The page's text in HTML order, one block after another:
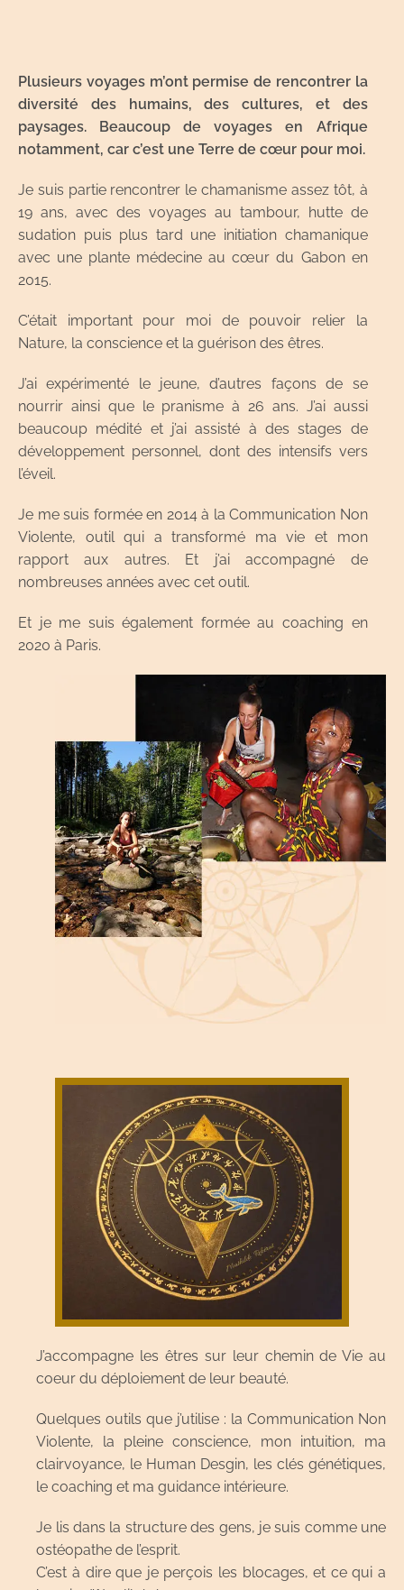
Plusieurs voyages m’ont permise de rencontrer la
diversité des humains, des cultures, et des
paysages. Beaucoup de voyages en Afrique
notamment, car c’est une Terre de cœur pour moi.
Je suis partie rencontrer le chamanisme assez tôt, à
19 ans, avec des voyages au tambour, hutte de
sudation puis plus tard une initiation chamanique
avec une plante médecine au cœur du Gabon en
2015.
C’était important pour moi de pouvoir relier la
Nature, la conscience et la guérison des êtres.
J’ai expérimenté le jeune, d’autres façons de se
nourrir ainsi que le pranisme à 26 ans. J’ai aussi
beaucoup médité et j’ai assisté à des stages de
développement personnel, dont des intensifs vers
l’éveil.
Je me suis formée en 2014 à la Communication Non
Violente, outil qui a transformé ma vie et mon
rapport aux autres. Et j’ai accompagné de
nombreuses années avec cet outil.
Et je me suis également formée au coaching en
2020 à Paris.
J’accompagne les êtres sur leur chemin de Vie au
coeur du déploiement de leur beauté.
Quelques outils que j’utilise : la Communication Non
Violente, la pleine conscience, mon intuition, ma
clairvoyance, le Human Desgin, les clés génétiques,
le coaching et ma guidance intérieure.
Je lis dans la structure des gens, je suis comme une
ostéopathe de l’esprit.
C’est à dire que je perçois les blocages, et ce qui a